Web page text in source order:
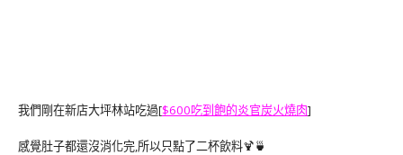
我們剛在新店大坪林站吃過[$600吃到飽的炎官炭火燒肉]
感覺肚子都還沒消化完,所以只點了二杯飲料🍹🍵